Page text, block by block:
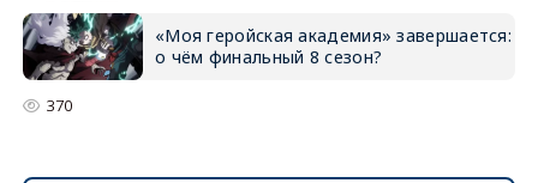
«Моя геройская академия» завершается:
о чём финальный 8 сезон?
370